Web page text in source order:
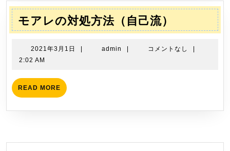
モアレの対処方法（自己流）
ア
レ
法
己
2021年3月1日
2021
| admin admin
| コメントなし
|
2:02 AM
READ MORE READ
MORE